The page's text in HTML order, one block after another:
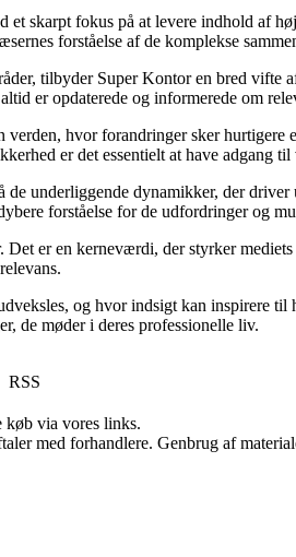
skarpt fokus på at levere indhold af
forståelse af de komplekse
tilbyder Super Kontor en bred vifte
er opdaterede og informerede om
hvor forandringer sker
er det essentielt at have adgang
underliggende dynamikker, der
forståelse for de udfordringer og
er en kerneværdi, der styrker
og hvor indsigt kan inspirere
de møder i deres professionelle liv.
RSS
køb via vores links.
med forhandlere. Genbrug af